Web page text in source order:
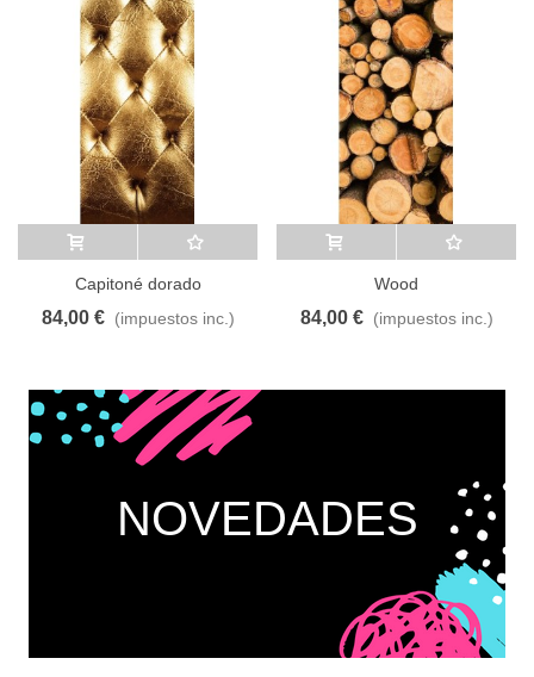
Añadir al carrito A lista de deseos
Capitoné dorado
84,00 € (impuestos inc.)
Añadir al carrito A lista de deseos
Wood
84,00 € (impuestos inc.)
NOVEDADES